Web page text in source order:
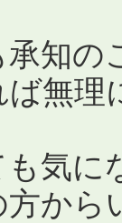
知の
無理
気に
から